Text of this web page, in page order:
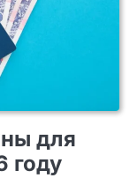
для
году